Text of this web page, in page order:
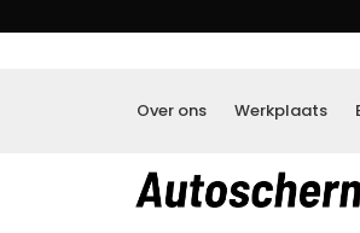
Over ons Werkplaats